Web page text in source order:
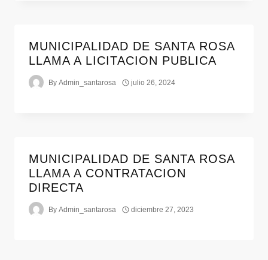
MUNICIPALIDAD DE SANTA ROSA
LLAMA A LICITACION PUBLICA
By Admin_santarosa julio 26, 2024
MUNICIPALIDAD DE SANTA ROSA
LLAMA A CONTRATACION
DIRECTA
By Admin_santarosa diciembre 27, 2023